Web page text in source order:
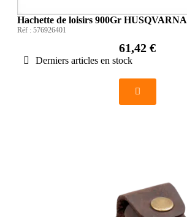
Hachette de loisirs 900Gr HUSQVARNA
Réf : 576926401
61,42 €
Derniers articles en stock